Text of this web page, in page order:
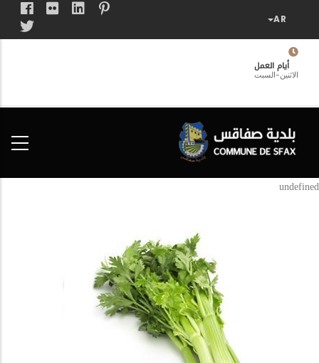
المحتوى
الرئيسيأيام العمل
الاثنين-السبت
undefined